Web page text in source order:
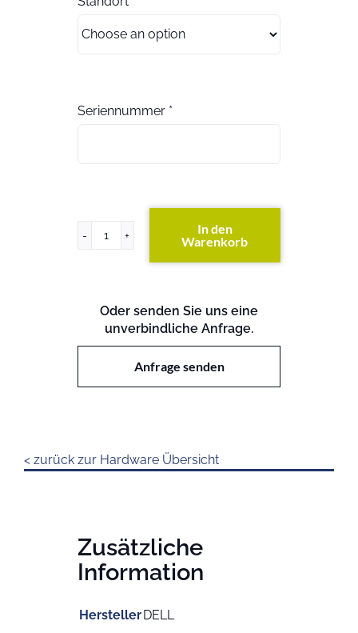
Seriennummer *
PowerEdge
In den
Warenkorb
Oder senden Sie uns eine
unverbindliche Anfrage.
Anfrage senden
< zurück zur Hardware Übersicht
Zusätzliche
Information
HerstellerDELL